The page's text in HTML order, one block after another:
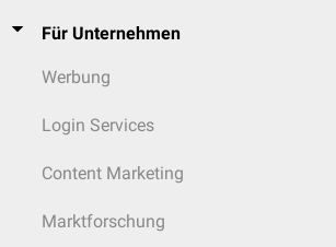
Für Unternehmen
Werbung
Login Services
Content Marketing
Marktforschung